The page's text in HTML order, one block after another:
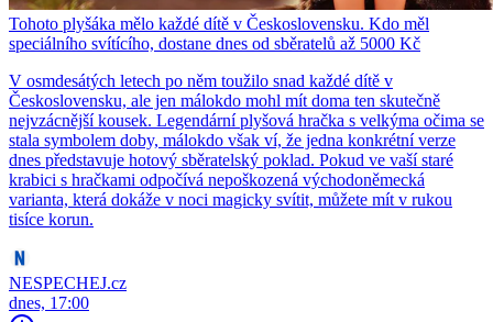
Tohoto plyšáka mělo každé dítě v Československu. Kdo měl
speciálního svítícího, dostane dnes od sběratelů až 5000 Kč
V osmdesátých letech po něm toužilo snad každé dítě v
Československu, ale jen málokdo mohl mít doma ten skutečně
nejvzácnější kousek. Legendární plyšová hračka s velkýma očima se
stala symbolem doby, málokdo však ví, že jedna konkrétní verze
dnes představuje hotový sběratelský poklad. Pokud ve vaší staré
krabici s hračkami odpočívá nepoškozená východoněmecká
varianta, která dokáže v noci magicky svítit, můžete mít v rukou
tisíce korun.
NESPECHEJ.cz
dnes, 17:00